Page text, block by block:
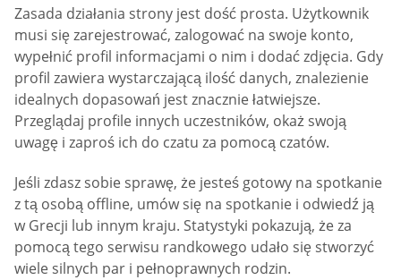
Zasada działania strony jest dość prosta. Użytkownik
musi się zarejestrować, zalogować na swoje konto,
wypełnić profil informacjami o nim i dodać zdjęcia. Gdy
profil zawiera wystarczającą ilość danych, znalezienie
idealnych dopasowań jest znacznie łatwiejsze.
Przeglądaj profile innych uczestników, okaż swoją
uwagę i zaproś ich do czatu za pomocą czatów.
Jeśli zdasz sobie sprawę, że jesteś gotowy na spotkanie
z tą osobą offline, umów się na spotkanie i odwiedź ją
w Grecji lub innym kraju. Statystyki pokazują, że za
pomocą tego serwisu randkowego udało się stworzyć
wiele silnych par i pełnoprawnych rodzin.